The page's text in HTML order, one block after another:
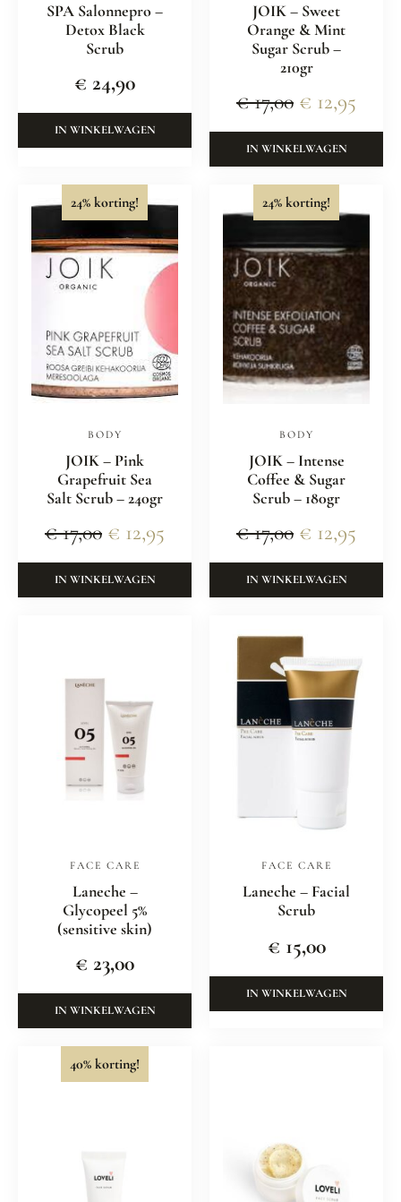
SPA Salonnepro –
Detox Black
Scrub
€ 24,90
IN WINKELWAGEN
JOIK – Sweet
Orange & Mint
Sugar Scrub –
210gr
€17,00 € 12,95
IN WINKELWAGEN
24% korting!
BODY
JOIK – Pink
Grapefruit Sea
Salt Scrub – 240gr
€17,00 € 12,95
IN WINKELWAGEN
24% korting!
BODY
JOIK – Intense
Coffee & Sugar
Scrub – 180gr
€17,00 € 12,95
IN WINKELWAGEN
FACE CARE
Laneche –
Glycopeel 5%
(sensitive skin)
€ 23,00
IN WINKELWAGEN
FACE CARE
Laneche – Facial
Scrub
€ 15,00
IN WINKELWAGEN
40% korting!